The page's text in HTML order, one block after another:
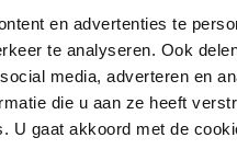
en advertenties te
te analyseren. Ook
media, adverteren en
die u aan ze heeft
U gaat akkoord met de
DISCLAIMER
PRIVACY
TOEGANKELIJKHEID